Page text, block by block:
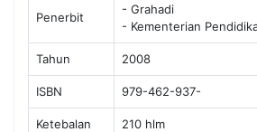
Penerbit
- Grahadi
- Kementerian
Tahun 2008
ISBN 979-462-937-
Ketebalan 210 hlm